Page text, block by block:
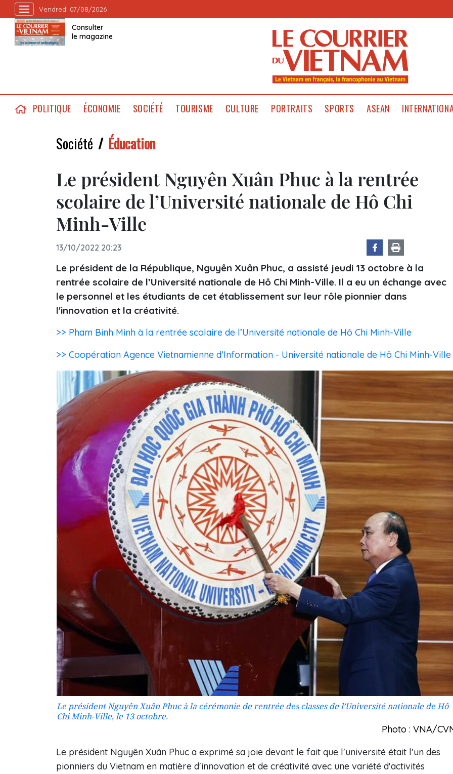
Vendredi 07/08/2026
Consulter
le magazine
POLITIQUE ÉCONOMIE SOCIÉTÉ TOURISME CULTURE PORTRAITS SPORTS ASEAN
Société Éducation
Le président Nguyên Xuân Phuc à la rentrée
scolaire de l’Université nationale de Hô Chi
Minh-Ville
13/10/2022 20:23
Le président de la République, Nguyên Xuân Phuc, a assisté jeudi 13 octobre à la
rentrée scolaire de l’Université nationale de Hô Chi Minh-Ville. Il a eu un échange avec
le personnel et les étudiants de cet établissement sur leur rôle pionnier dans
l'innovation et la créativité.
>> Pham Binh Minh à la rentrée scolaire de l’Université nationale de Hô Chi Minh-Ville
>> Coopération Agence Vietnamienne d'Information - Université nationale de Hô Chi Minh-Ville
Le président Nguyên Xuân Phuc à la cérémonie de rentrée des classes de l’Université nationale de Hô
Chi Minh-Ville, le 13 octobre.
Photo : VNA/
Le président Nguyên Xuân Phuc a exprimé sa joie devant le fait que l'université était l'un des
pionniers du Vietnam en matière d'innovation et de créativité avec une variété d'activités